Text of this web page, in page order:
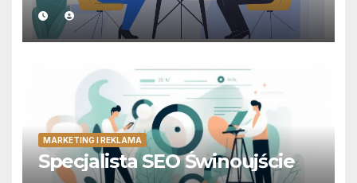
MARKETING I REKLAMA
Specjalista SEO Świnoujście